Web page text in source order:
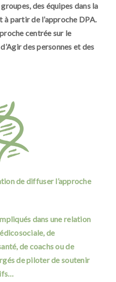
des équipes dans la
partir de l’approche DPA.
centrée sur le
des personnes et des
de diffuser l’approche
dans une relation
de
de coachs ou de
de piloter de soutenir